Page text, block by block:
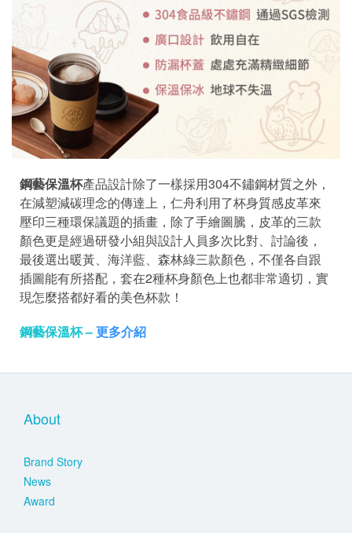
鋼藝保溫杯產品設計除了一樣採用304不鏽鋼材質之外，
在減塑減碳理念的傳達上，仁舟利用了杯身質感皮革來
壓印三種環保議題的插畫，除了手繪圖騰，皮革的三款
顏色更是經過研發小組與設計人員多次比對、討論後，
最後選出暖黃、海洋藍、森林綠三款顏色，不僅各自跟
插圖能有所搭配，套在2種杯身顏色上也都非常適切，實
現怎麼搭都好看的美色杯款！
鋼藝保溫杯 –更多介紹
About
Brand Story
News
Award